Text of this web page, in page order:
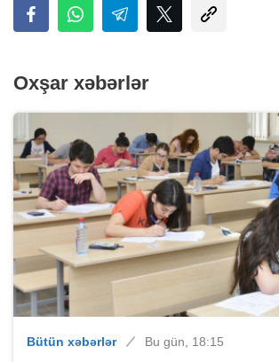
Oxşar xəbərlər
Bütün xəbərlər Bu gün, 18:15